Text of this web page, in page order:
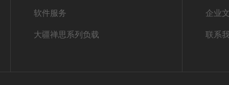
软件服务
大疆禅思系列负载
企业
联系